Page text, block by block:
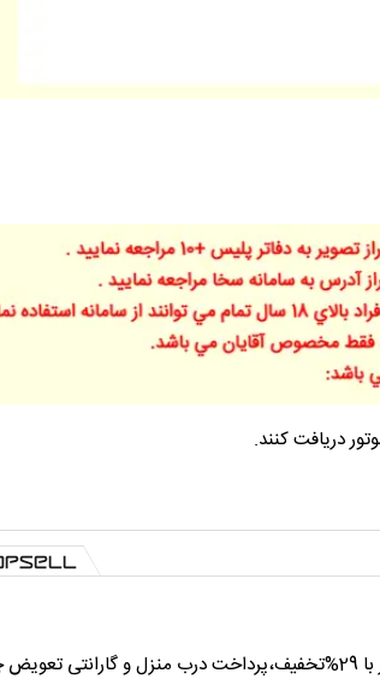
دریافت کنند.
فقط امروز با 29%تخفیف،پرداخت درب منزل و گارانتی